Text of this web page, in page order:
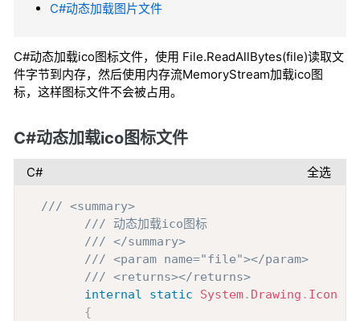
C#动态加载图片文件
C#动态加载ico图标文件，使用 File.ReadAllBytes(file)读取文
件字节到内存，然后使用内存流MemoryStream加载ico图
标，这样图标文件不会被占用。
C#动态加载ico图标文件
C# 全选
/// <summary>
/// 动态加载ico图标
/// </summary>
/// <param name="file"></param>
/// <returns></returns>
internal
static System. Drawing . Icon
{